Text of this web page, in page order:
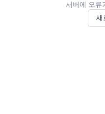
서버에 오류
새